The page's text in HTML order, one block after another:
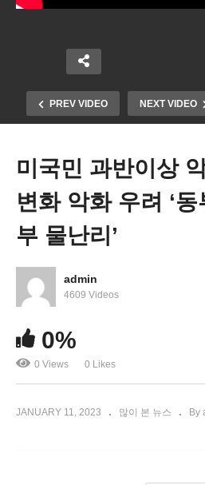
PREV VIDEO NEXT VIDEO
바이든 기밀문서 방치했다가
이은 파문’
미국민 과반이상
변화 악화 우려 ‘
부 물난리’
admin
4609 Videos
0%
0 Views 0 Likes
JANUARY 11, 2023 많이 본 뉴스 By